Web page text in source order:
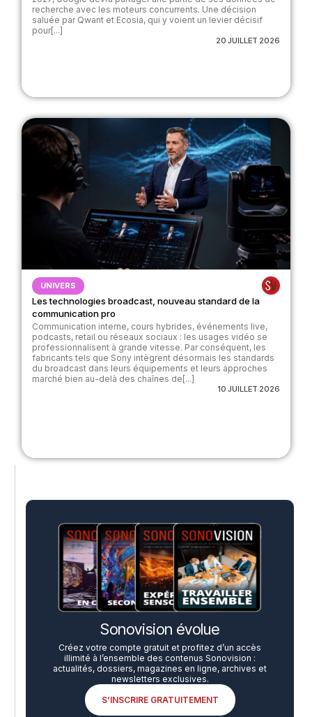
recherche avec les moteurs concurrents. Une décision
saluée par Qwant et Ecosia, qui y voient un levier décisif
pour[...]
20 JUILLET 2026
UNIVERS
Les technologies broadcast, nouveau standard de la
communication pro
Communication interne, cours hybrides, événements live,
podcasts, retail ou réseaux sociaux : les usages vidéo se
professionnalisent à grande vitesse. Par conséquent, les
fabricants tels que Sony intègrent désormais les standards
du broadcast dans leurs équipements et leurs approches
marché bien au-delà des chaînes de[...]
10 JUILLET 2026
Sonovision évolue
Créez votre compte gratuit et profitez d’un accès
illimité à l’ensemble des contenus Sonovision :
actualités, dossiers, magazines en ligne, archives et
newsletters exclusives.
S’INSCRIRE GRATUITEMENT